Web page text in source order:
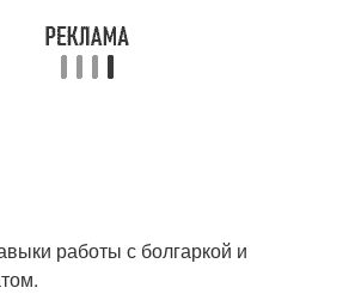
работы с болгаркой и